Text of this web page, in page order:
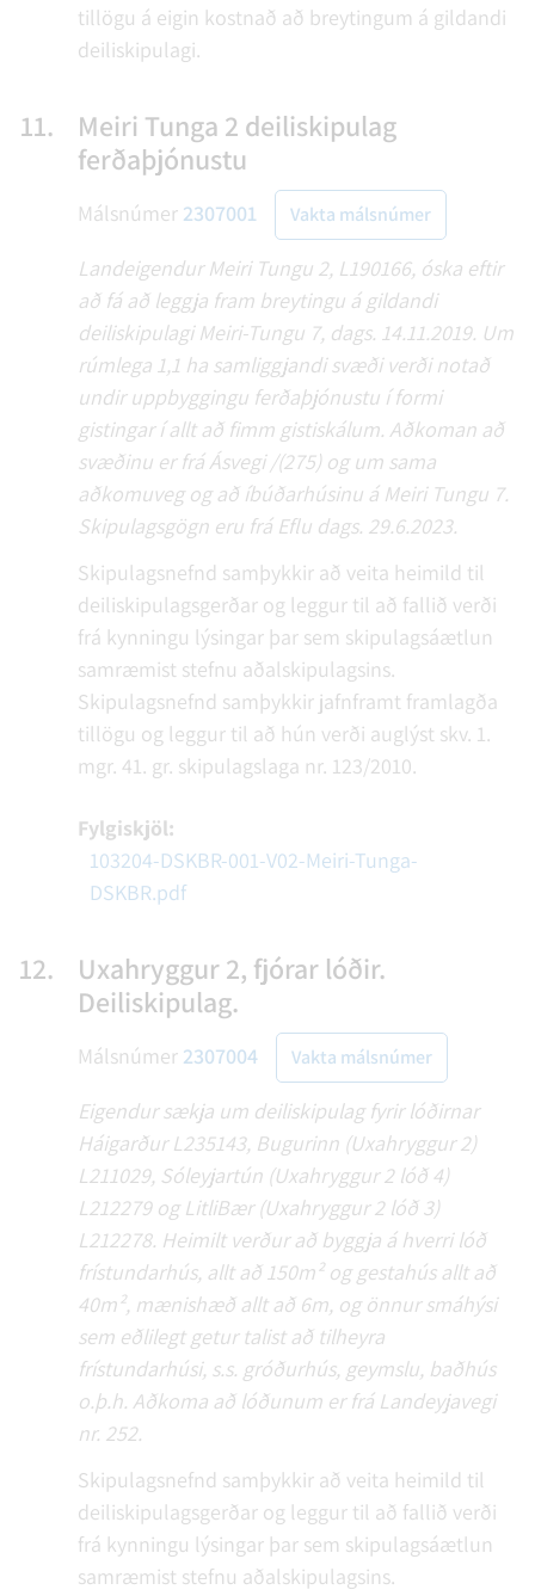
tillögu á eigin kostnað að breytingum á gildandi
deiliskipulagi.
11.
Meiri Tunga 2 deiliskipulag
ferðaþjónustu
Málsnúmer 2307001 Vakta málsnúmer
Landeigendur Meiri Tungu 2, L190166, óska eftir
að fá að leggja fram breytingu á gildandi
deiliskipulagi Meiri-Tungu 7, dags. 14.11.2019. Um
rúmlega 1,1 ha samliggjandi svæði verði notað
undir uppbyggingu ferðaþjónustu í formi
gistingar í allt að fimm gistiskálum. Aðkoman að
svæðinu er frá Ásvegi /(275) og um sama
aðkomuveg og að íbúðarhúsinu á Meiri Tungu 7.
Skipulagsgögn eru frá Eflu dags. 29.6.2023.
Skipulagsnefnd samþykkir að veita heimild til
deiliskipulagsgerðar og leggur til að fallið verði
frá kynningu lýsingar þar sem skipulagsáætlun
samræmist stefnu aðalskipulagsins.
Skipulagsnefnd samþykkir jafnframt framlagða
tillögu og leggur til að hún verði auglýst skv. 1.
mgr. 41. gr. skipulagslaga nr. 123/2010.
Fylgiskjöl:
103204-DSKBR-001-V02-Meiri-Tunga-
DSKBR.pdf
12.
Uxahryggur 2, fjórar lóðir.
Deiliskipulag.
Málsnúmer 2307004 Vakta málsnúmer
Eigendur sækja um deiliskipulag fyrir lóðirnar
Háigarður L235143, Bugurinn (Uxahryggur 2)
L211029, Sóleyjartún (Uxahryggur 2 lóð 4)
L212279 og LitliBær (Uxahryggur 2 lóð 3)
L212278. Heimilt verður að byggja á hverri lóð
frístundarhús, allt að 150m² og gestahús allt að
40m², mænishæð allt að 6m, og önnur smáhýsi
sem eðlilegt getur talist að tilheyra
frístundarhúsi, s.s. gróðurhús, geymslu, baðhús
o.þ.h. Aðkoma að lóðunum er frá Landeyjavegi
nr. 252.
Skipulagsnefnd samþykkir að veita heimild til
deiliskipulagsgerðar og leggur til að fallið verði
frá kynningu lýsingar þar sem skipulagsáætlun
samræmist stefnu aðalskipulagsins.